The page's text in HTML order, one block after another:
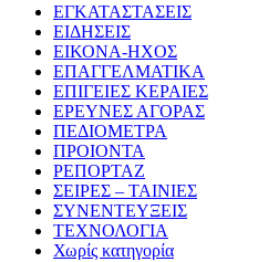
ΕΓΚΑΤΑΣΤΑΣΕΙΣ
ΕΙΔΗΣΕΙΣ
ΕΙΚΟΝΑ-ΗΧΟΣ
ΕΠΑΓΓΕΛΜΑΤΙΚΑ
ΕΠΙΓΕΙΕΣ ΚΕΡΑΙΕΣ
ΕΡΕΥΝΕΣ ΑΓΟΡΑΣ
ΠΕΔΙΟΜΕΤΡΑ
ΠΡΟΙΟΝΤΑ
ΡΕΠΟΡΤΑΖ
ΣΕΙΡΕΣ – ΤΑΙΝΙΕΣ
ΣΥΝΕΝΤΕΥΞΕΙΣ
ΤΕΧΝΟΛΟΓΙΑ
Χωρίς κατηγορία